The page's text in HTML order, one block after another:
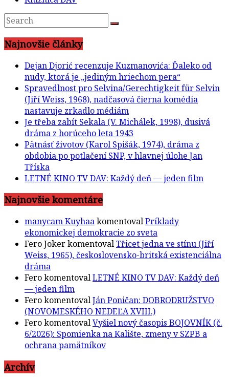
Najnovšie články
Dejan Djorić recenzuje Kuzmanovića: Ďaleko od
nudy, ktorá je „jediným hriechom pera“
Spravedlnost pro Selvina/Gerechtigkeit für Selvin
(Jiří Weiss, 1968), nadčasová čierna komédia
nastavuje zrkadlo médiám
Je třeba zabít Sekala (V. Michálek, 1998), dusivá
dráma z horúceho leta 1943
Pätnásť životov (Karol Spišák, 1974), dráma z
obdobia po potlačení SNP, v hlavnej úlohe Jan
Tříska
LETNÉ KINO TV DAV: Každý deň — jeden film
Najnovšie komentáre
manycam KuyhaakomentovalPríklady
ekonomickej demokracie zo sveta
Fero JokerkomentovalTřicet jedna ve stínu (Jiří
Weiss, 1965), československo-britská existenciálna
dráma
FerokomentovalLETNÉ KINO TV DAV: Každý deň
— jeden film
FerokomentovalJán Poničan: DOBRODRUŽSTVO
(NOVOMESKÉHO NEDEĽA XVIII.)
FerokomentovalVyšiel nový časopis BOJOVNÍK (č.
6/2026): Spomienka na Kalište, zmeny v SZPB a
ochrana pamätníkov
Archív